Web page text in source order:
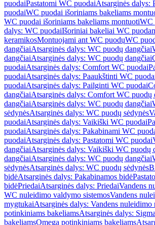
puodaiPastatomi WC puodaiAtsarginės dalys:
puodaiWC puodai išoriniams bakeliams
WC puodai išoriniams bakeliams montuotiWC
dalys: WC puodaiIšoriniai bakeliai WC
keramikosMontuojami ant WC puodųWC
dangčiaiAtsarginės dalys: WC puodų dangčiai
dangčiaiAtsarginės dalys: WC puodų dangčiai
puodaiAtsarginės dalys: Comfort WC puodai
puodaiAtsarginės dalys: Paaukštinti WC
puodaiAtsarginės dalys: Pailginti WC puodai
dangčiaiAtsarginės dalys: Comfort WC puodų
dangčiaiAtsarginės dalys: WC puodų dangčiai
sėdynėsAtsarginės dalys: WC puodų sėdynės
puodaiAtsarginės dalys: Vaikiški WC puodai
puodaiAtsarginės dalys: Pakabinami WC
puodaiAtsarginės dalys: Pastatomi WC puodai
dangčiaiAtsarginės dalys: Vaikiški WC puodų
dangčiaiAtsarginės dalys: WC puodų dangčiai
sėdynėsAtsarginės dalys: WC puodų sėdynės
bidėAtsarginės dalys: Pakabinamos bidė
bidėPriedaiAtsarginės dalys: PriedaiVandens
WC nuleidimo valdymo sistemosVandens
mygtukaiAtsarginės dalys: Vandens nuleidimo
potinkiniams bakeliamsAtsarginės dalys:
bakeliamsOmega potinkiniams bakeliams